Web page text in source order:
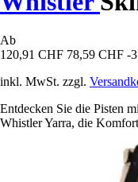
Ab
120,91 CHF 78,59 CHF -
inkl. MwSt. zzgl.
Entdecken Sie die Pisten
Whistler Yarra, die